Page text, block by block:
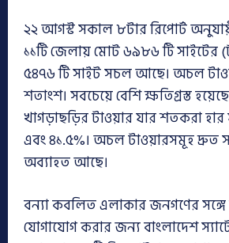
২২ আগস্ট সকাল ৮টার রিপোর্ট
১১টি জেলায় মোট ৬৯৮৬ টি সাইটের
৫৪৭৬ টি সাইট সচল আছে। অচল
শতাংশ। সবচেয়ে বেশি ক্ষতিগ্রস্ত
খাগড়াছড়ির টাওয়ার যার শতকরা হার
এবং ৪১.৫%। অচল টাওয়ারসমূহ দ্রুত
অব্যাহত আছে।
বন্যা কবলিত এলাকার জনগণের সঙ্গে
যোগাযোগ করার জন্য বাংলাদেশ